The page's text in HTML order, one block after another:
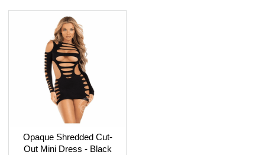
Opaque Shredded Cut-
Out Mini Dress - Black